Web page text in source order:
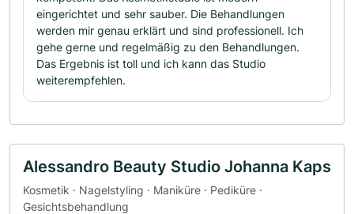
eingerichtet und sehr sauber. Die Behandlungen
werden mir genau erklärt und sind professionell. Ich
gehe gerne und regelmäßig zu den Behandlungen.
Das Ergebnis ist toll und ich kann das Studio
weiterempfehlen.
Alessandro Beauty Studio Johanna Kaps
Kosmetik · Nagelstyling · Maniküre · Pediküre ·
Gesichtsbehandlung